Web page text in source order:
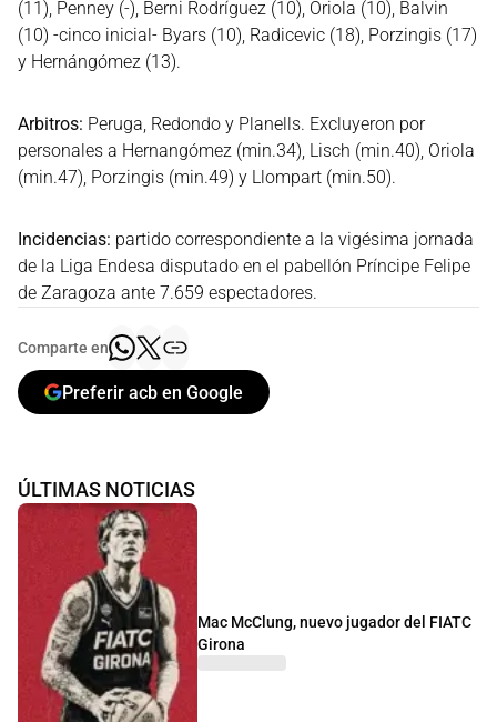
(11), Penney (-), Berni Rodríguez (10), Oriola (10), Balvin
(10) -cinco inicial- Byars (10), Radicevic (18), Porzingis (17)
y Hernángómez (13).
Arbitros: Peruga, Redondo y Planells. Excluyeron por
personales a Hernangómez (min.34), Lisch (min.40), Oriola
(min.47), Porzingis (min.49) y Llompart (min.50).
Incidencias: partido correspondiente a la vigésima jornada
de la Liga Endesa disputado en el pabellón Príncipe Felipe
de Zaragoza ante 7.659 espectadores.
Comparte en
Preferir acb en Google
ÚLTIMAS NOTICIAS
Mac McClung, nuevo jugador del FIATC
Girona